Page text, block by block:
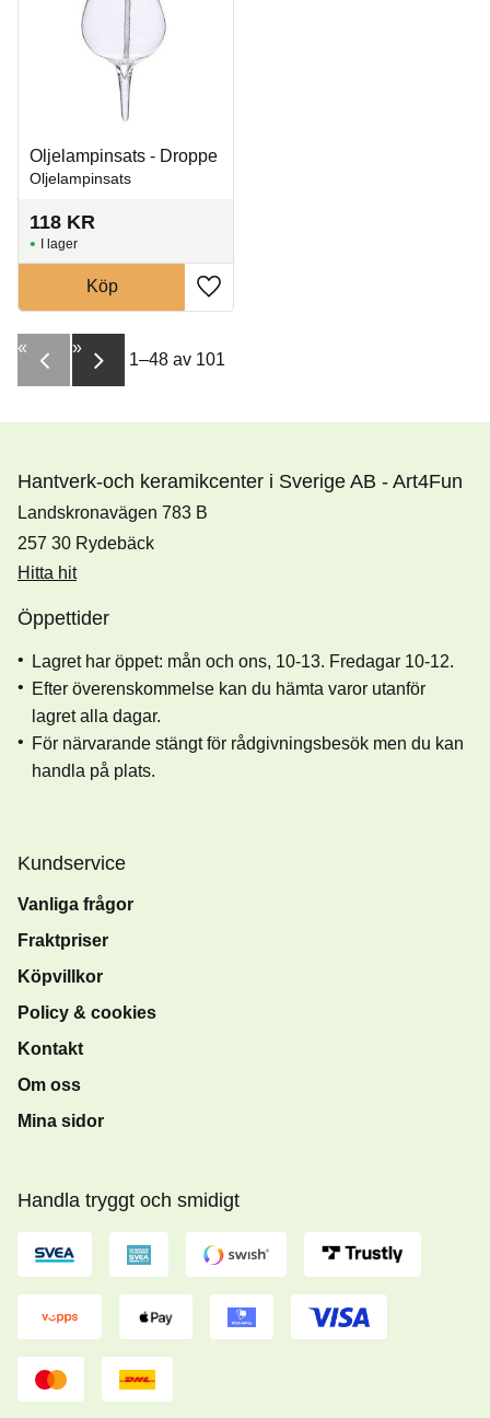
Oljelampinsats - Droppe
Oljelampinsats
118 KR
Lägg till i favoriter
I lager
Köp
1–48 av 101
« »
Hantverk-och keramikcenter i Sverige AB - Art4Fun
Landskronavägen 783 B
257 30 Rydebäck
Hitta hit
Öppettider
Lagret har öppet: mån och ons, 10-13. Fredagar 10-12.
Efter överenskommelse kan du hämta varor utanför
lagret alla dagar.
För närvarande stängt för rådgivningsbesök men du kan
handla på plats.
Kundservice
Vanliga frågor
Fraktpriser
Köpvillkor
Policy & cookies
Kontakt
Om oss
Mina sidor
Handla tryggt och smidigt